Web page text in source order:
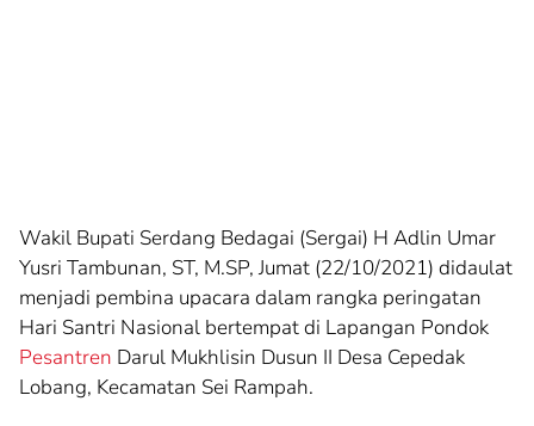
Wakil Bupati Serdang Bedagai (Sergai) H Adlin Umar
Yusri Tambunan, ST, M.SP, Jumat (22/10/2021) didaulat
menjadi pembina upacara dalam rangka peringatan
Hari Santri Nasional bertempat di Lapangan Pondok
Pesantren Darul Mukhlisin Dusun II Desa Cepedak
Lobang, Kecamatan Sei Rampah.